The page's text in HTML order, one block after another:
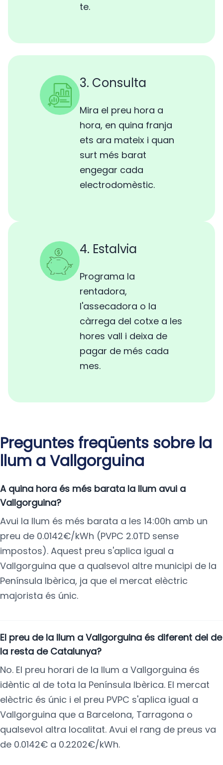
te.
3. Consulta
Mira el preu hora a
hora, en quina franja
ets ara mateix i quan
surt més barat
engegar cada
electrodomèstic.
4. Estalvia
Programa la
rentadora,
l'assecadora o la
càrrega del cotxe a les
hores vall i deixa de
pagar de més cada
mes.
Preguntes freqüents sobre la
llum a Vallgorguina
A quina hora és més barata la llum avui a
Vallgorguina?
Avui la llum és més barata a les 14:00h amb un
preu de 0.0142€/kWh (PVPC 2.0TD sense
impostos). Aquest preu s'aplica igual a
Vallgorguina que a qualsevol altre municipi de la
Península Ibèrica, ja que el mercat elèctric
majorista és únic.
El preu de la llum a Vallgorguina és diferent del de
la resta de Catalunya?
No. El preu horari de la llum a Vallgorguina és
idèntic al de tota la Península Ibèrica. El mercat
elèctric és únic i el preu PVPC s'aplica igual a
Vallgorguina que a Barcelona, Tarragona o
qualsevol altra localitat. Avui el rang de preus va
de 0.0142€ a 0.2202€/kWh.